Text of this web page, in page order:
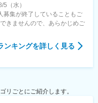
（水）
募集が終了していることもご
きませんので、あらかじめご
ンキングを詳しく見る
リごとにご紹介します。